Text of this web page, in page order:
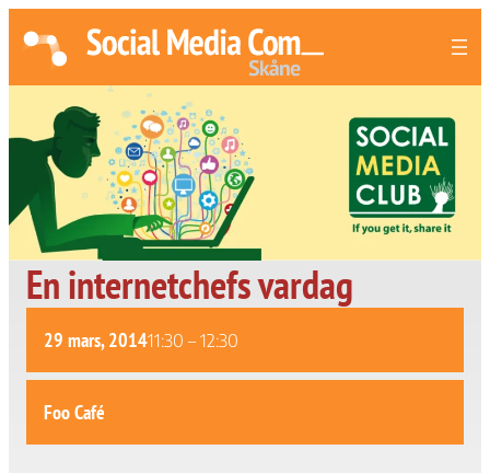
En internetchefs vardag
29 mars, 201411:30 –12:30
Foo Café